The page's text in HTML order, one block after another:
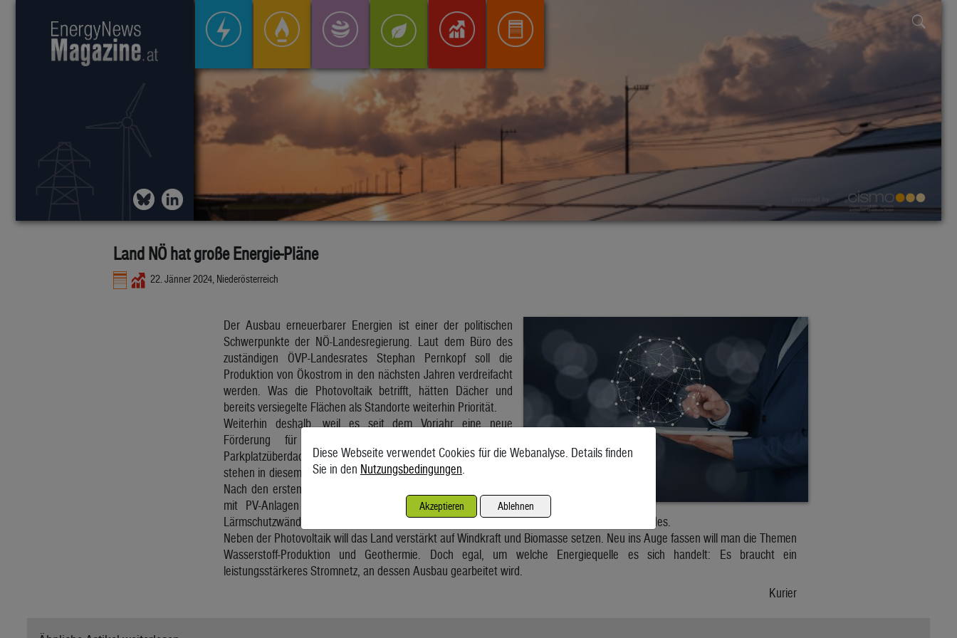
Land NÖ hat große Energie-Pläne
22. Jänner 2024, Niederösterreich
Der Ausbau erneuerbarer Energien ist einer der politischen
Schwerpunkte der NÖ-Landesregierung. Laut dem Büro des
zuständigen ÖVP-Landesrates Stephan Pernkopf soll die
Produktion von Ökostrom in den nächsten Jahren verdreifacht
werden. Was die Photovoltaik betrifft, hätten Dächer und
bereits versiegelte Flächen als Standorte weiterhin Priorität.
Weiterhin deshalb, weil es seit dem Vorjahr eine neue
Förderung für die Verwendung von Paneelen auf
Parkplatzüberdachungen gibt. Für die Jahre 2023 und 2024
stehen in diesem Fördertopf acht Millionen Euro zur Verfügung.
Nach den ersten beiden Fördercalls werden 1.544 Parkplätze
mit PV-Anlagen überdacht. Bisher wenig genutzt wurden
Lärmschutzwände an Autobahnen, Schnellstraßen und ÖBB-Trassen, heißt es seitens des Landes.
Neben der Photovoltaik will das Land verstärkt auf Windkraft und Biomasse setzen. Neu ins Auge fassen will man die Themen
Wasserstoff-Produktion und Geothermie. Doch egal, um welche Energiequelle es sich handelt: Es braucht ein
leistungsstärkeres Stromnetz, an dessen Ausbau gearbeitet wird.
Kurier
Diese Webseite verwendet Cookies für die Webanalyse. Details finden
Sie in den Nutzungsbedingungen
Akzeptieren Ablehnen